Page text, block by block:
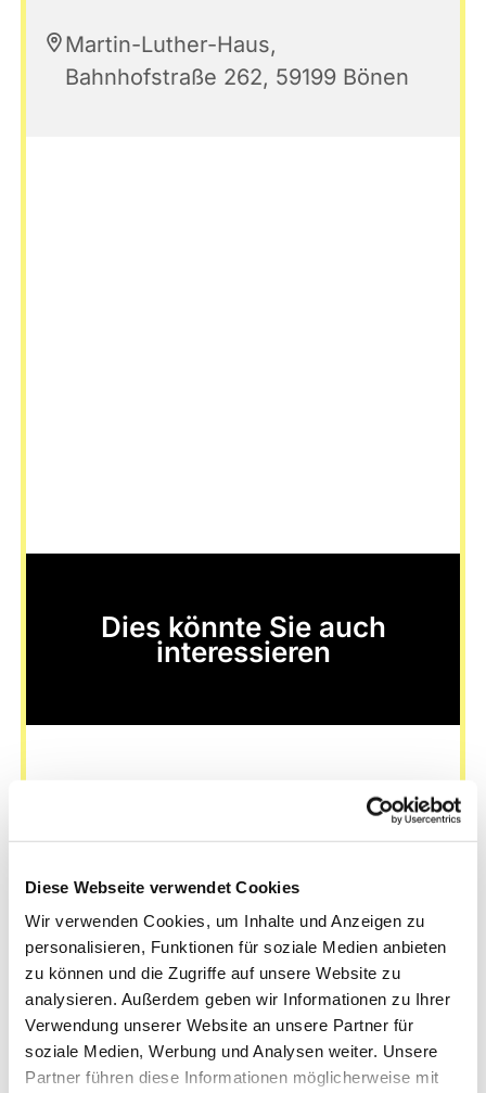
Diese Webseite verwendet Cookies
Wir verwenden Cookies, um Inhalte und Anzeigen zu
personalisieren, Funktionen für soziale Medien anbieten
zu können und die Zugriffe auf unsere Website zu
analysieren. Außerdem geben wir Informationen zu Ihrer
Verwendung unserer Website an unsere Partner für
soziale Medien, Werbung und Analysen weiter. Unsere
Partner führen diese Informationen möglicherweise mit
Martin-Luther-Haus,
Bahnhofstraße 262, 59199 Bönen
Dies könnte Sie auch
interessieren